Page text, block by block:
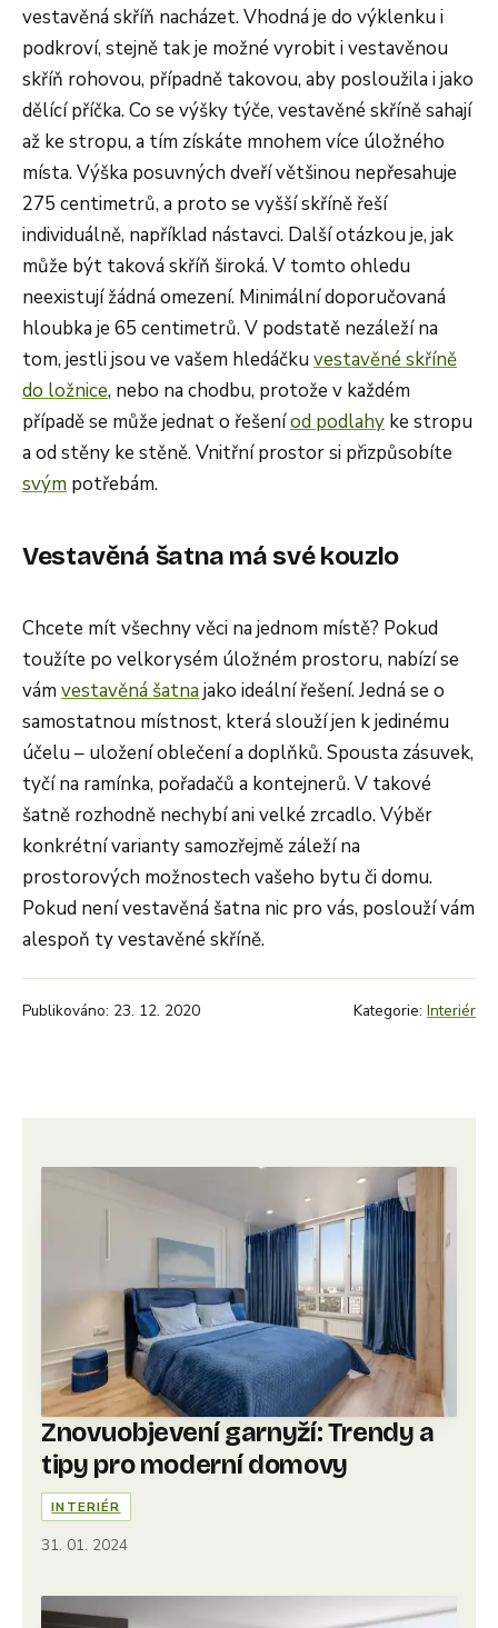
vestavěná skříň nacházet. Vhodná je do výklenku i
podkroví, stejně tak je možné vyrobit i vestavěnou
skříň rohovou, případně takovou, aby posloužila i jako
dělící příčka. Co se výšky týče, vestavěné skříně sahají
až ke stropu, a tím získáte mnohem více úložného
místa. Výška posuvných dveří většinou nepřesahuje
275 centimetrů, a proto se vyšší skříně řeší
individuálně, například nástavci. Další otázkou je, jak
může být taková skříň široká. V tomto ohledu
neexistují žádná omezení. Minimální doporučovaná
hloubka je 65 centimetrů. V podstatě nezáleží na
tom, jestli jsou ve vašem hledáčku vestavěné skříně
do ložnice, nebo na chodbu, protože v každém
případě se může jednat o řešeníod podlahy ke stropu
a od stěny ke stěně. Vnitřní prostor si přizpůsobíte
svým potřebám.
Vestavěná šatna má své kouzlo
Chcete mít všechny věci na jednom místě? Pokud
toužíte po velkorysém úložném prostoru, nabízí se
vám vestavěná šatnajako ideální řešení. Jedná se o
samostatnou místnost, která slouží jen k jedinému
účelu – uložení oblečení a doplňků. Spousta zásuvek,
tyčí na ramínka, pořadačů a kontejnerů. V takové
šatně rozhodně nechybí ani velké zrcadlo. Výběr
konkrétní varianty samozřejmě záleží na
prostorových možnostech vašeho bytu či domu.
Pokud není vestavěná šatna nic pro vás, poslouží vám
alespoň ty vestavěné skříně.
Publikováno: 23. 12. 2020 Kategorie: Interiér
Znovuobjevení garnyží: Trendy a
tipy pro moderní domovy
INTERIÉR
31. 01. 2024